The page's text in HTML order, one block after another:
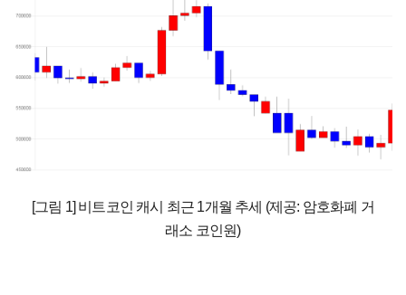
[그림 1] 비트코인 캐시 최근 1개월 추세 (제공: 암호화폐 거
래소 코인원)